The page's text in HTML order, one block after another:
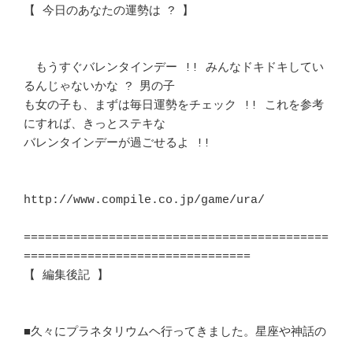
【 今日のあなたの運勢は ? 】
もうすぐバレンタインデー !! みんなドキドキしてい
るんじゃないかな ? 男の子
も女の子も、まずは毎日運勢をチェック !! これを参考
にすれば、きっとステキな
バレンタインデーが過ごせるよ !!
http://www.compile.co.jp/game/ura/
===========================================
================================
【 編集後記 】
■久々にプラネタリウムヘ行ってきました。星座や神話の